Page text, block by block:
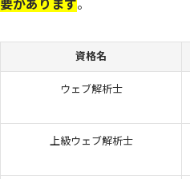
要があります。
資格名
ウェブ解析士
上級ウェブ解析士